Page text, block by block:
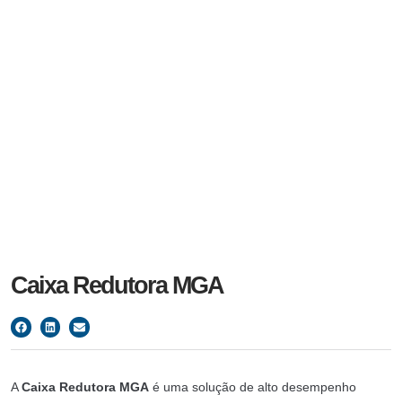
Caixa Redutora MGA
ACaixa Redutora MGA é uma solução de alto desempenho